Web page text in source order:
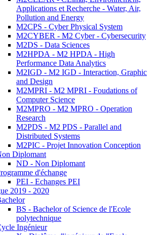
Applications et Recherche - Water, Air,
Pollution and Energy
M2CPS - Cyber Physical System
M2CYBER - M2 Cyber - Cybersecurity
M2DS - Data Sciences
M2HPDA - M2 HPDA - High
Performance Data Analytics
M2IGD - M2 IGD - Interaction, Graphic
and Design
M2MPRI - M2 MPRI - Foudations of
Computer Science
M2MPRO - M2 MPRO - Operation
Research
M2PDS - M2 PDS - Parallel and
Distributed Systems
M2PIC - Projet Innovation Conception
Diplomant
ND - Non Diplomant
d'échange
PEI - Echanges PEI
2019 - 2020
BS - Bachelor of Science de l'Ecole
polytechnique
Ingénieur